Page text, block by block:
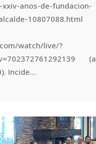
anos-de-fundacion-
10807088.html
watch/live/?
(a
Incide...